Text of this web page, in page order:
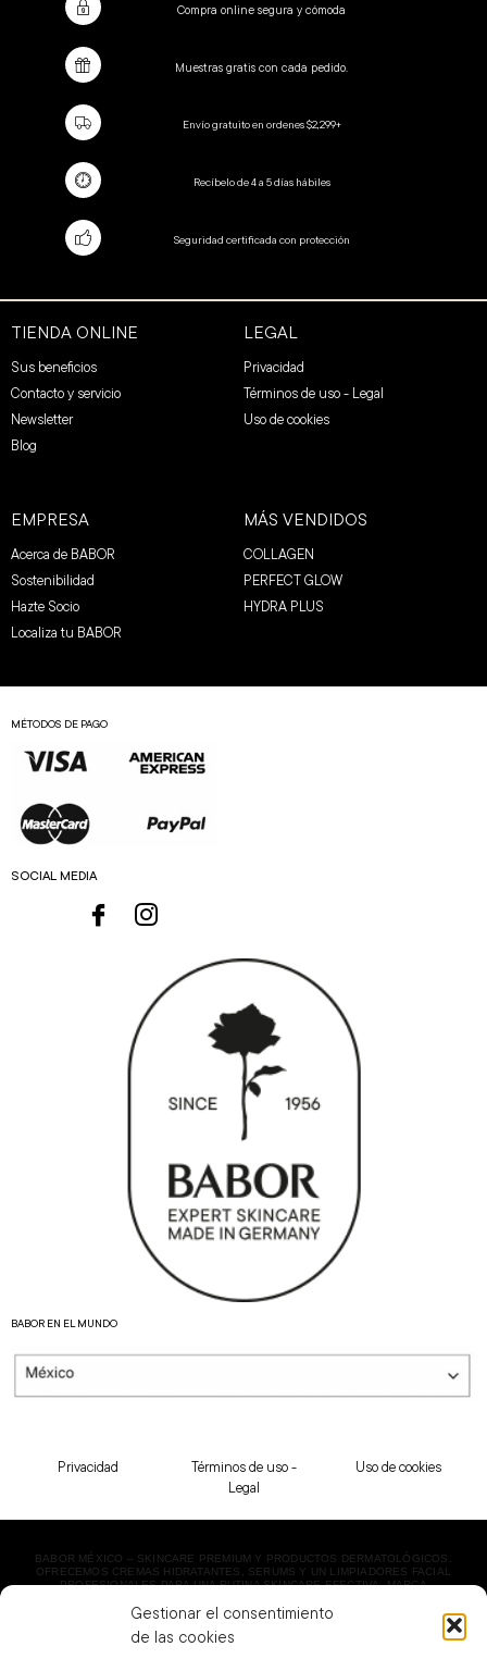
Gestionar el consentimiento
de las cookies
Compra online segura y cómoda
Muestras gratis con cada pedido.
Envío gratuito en ordenes $2,299+
Recíbelo de 4 a 5 días hábiles
Seguridad certificada con protección
TIENDA ONLINE
Sus beneficios
Contacto y servicio
Newsletter
Blog
LEGAL
Privacidad
Términos de uso - Legal
Uso de cookies
EMPRESA
Acerca de BABOR
Sostenibilidad
Hazte Socio
Localiza tu BABOR
MÁS VENDIDOS
COLLAGEN
PERFECT GLOW
HYDRA PLUS
MÉTODOS DE PAGO
SOCIAL MEDIA
BABOR EN EL MUNDO
Privacidad
Términos de uso -
Legal
Uso de cookies
BABOR MÉXICO – SKINCARE PREMIUM Y PRODUCTOS DERMATOLÓGICOS.
OFRECEMOS CREMAS HIDRATANTES, SERUMS Y UN LIMPIADORES FACIAL
PROFESIONALES PARA UNA RUTINA SKINCARE EFECTIVA. MARCA
COPYRIGHT 2023 BABOR MÉXICO | TODOS LOS DERECHOS RESERVADOS.